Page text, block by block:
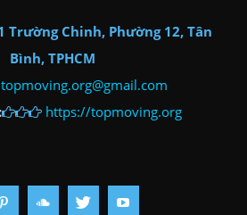
Trường Chinh, Phường 12, Tân
Bình, TPHCM
topmoving.org@gmail.com
https://topmoving.org